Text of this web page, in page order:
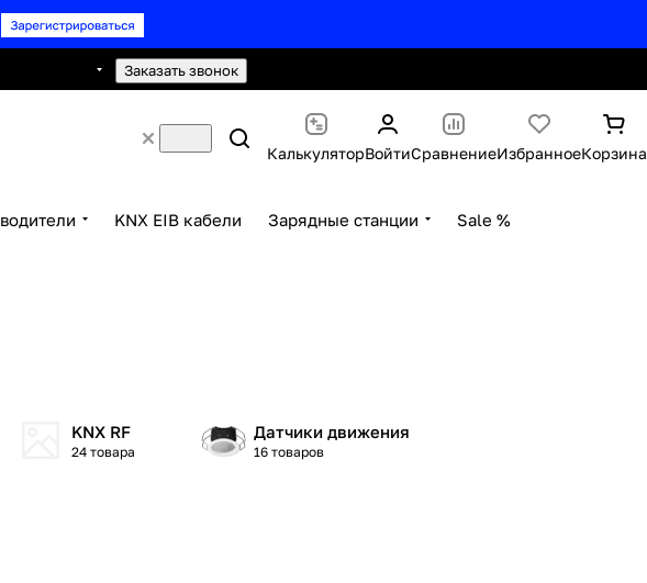
Заказать звонок
КалькуляторВойтиСравнениеИзбранноеКорзина
KNX EIB кабели Зарядные станции Sale %
KNX RF
24 товара
Датчики движения
16 товаров